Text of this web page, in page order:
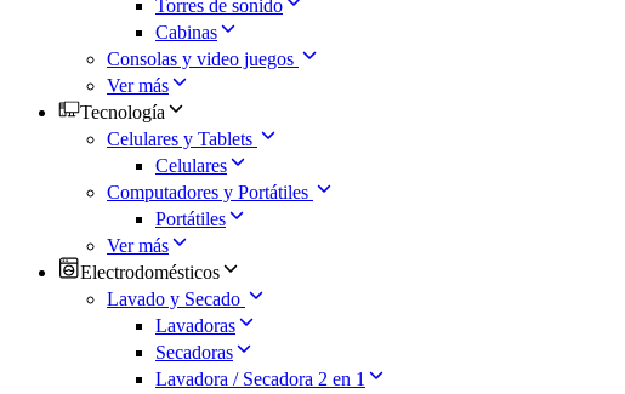
Torres de sonido
Cabinas
Consolas y video juegos
Ver más
Tecnología
Celulares y Tablets
Celulares
Computadores y Portátiles
Portátiles
Ver más
Electrodomésticos
Lavado y Secado
Lavadoras
Secadoras
Lavadora / Secadora 2 en 1